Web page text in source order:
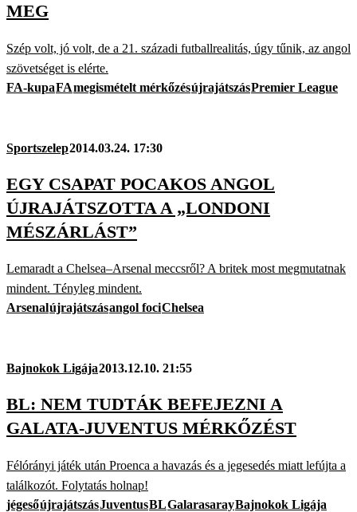
MEG
Szép volt, jó volt, de a 21. századi futballrealitás, úgy tűnik, az angol
szövetséget is elérte.
FA-kupaFAmegismételt mérkőzésújrajátszásPremier League
Sportszelep2014.03.24. 17:30
EGY CSAPAT POCAKOS ANGOL
ÚJRAJÁTSZOTTA A „LONDONI
MÉSZÁRLÁST”
Lemaradt a Chelsea–Arsenal meccsről? A britek most megmutatnak
mindent. Tényleg mindent.
Arsenalújrajátszásangol fociChelsea
Bajnokok Ligája2013.12.10. 21:55
BL: NEM TUDTÁK BEFEJEZNI A
GALATA-JUVENTUS MÉRKŐZÉST
Félórányi játék után Proenca a havazás és a jegesedés miatt lefújta a
találkozót. Folytatás holnap!
jégesőújrajátszásJuventusBLGalarasarayBajnokok Ligája